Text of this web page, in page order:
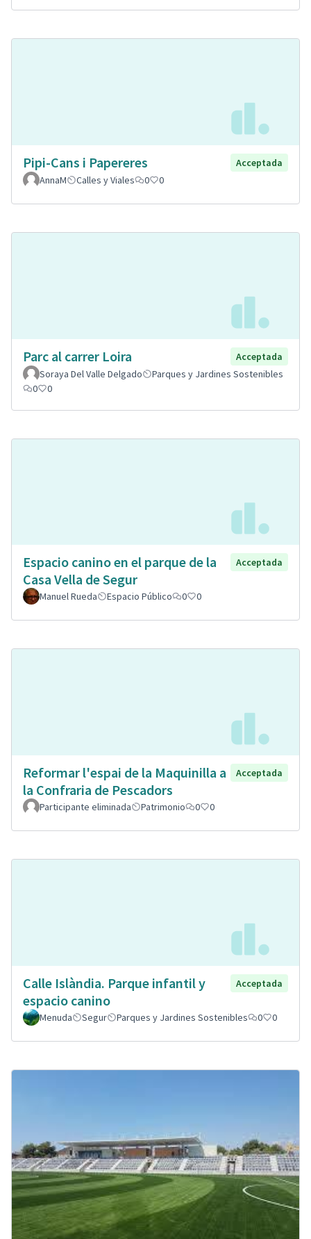
Pipi-Cans i Papereres
Acceptada
AnnaM
Calles y Viales 0 0
Parc al carrer Loira
Acceptada
Soraya Del Valle Delgado
Parques y Jardines Sostenibles
0
0
Espacio canino en el parque de la
Casa Vella de Segur
Acceptada
Manuel Rueda Espacio Público 0 0
Reformar l'espai de la Maquinilla a
la Confraria de Pescadors
Acceptada
Participante eliminada Patrimonio 0 0
Calle Islàndia. Parque infantil y
espacio canino
Acceptada
Menuda Segur Parques y Jardines Sostenibles 0 0